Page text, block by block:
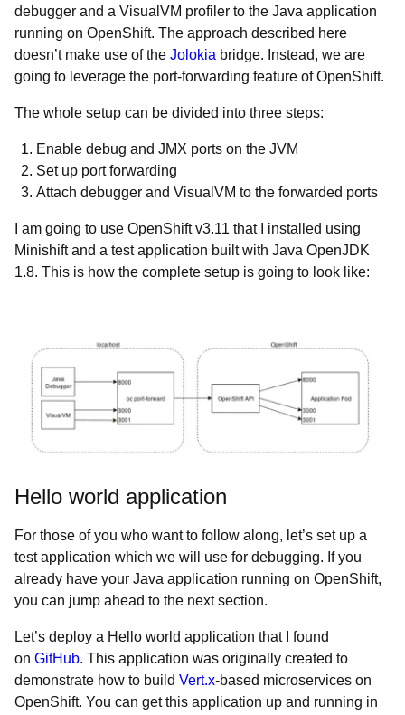
debugger and a VisualVM profiler to the Java application
running on OpenShift. The approach described here
doesn’t make use of the Jolokia bridge. Instead, we are
going to leverage the port-forwarding feature of OpenShift.
The whole setup can be divided into three steps:
Enable debug and JMX ports on the JVM
Set up port forwarding
Attach debugger and VisualVM to the forwarded ports
I am going to use OpenShift v3.11 that I installed using
Minishift and a test application built with Java OpenJDK
1.8. This is how the complete setup is going to look like:
Hello world application
For those of you who want to follow along, let’s set up a
test application which we will use for debugging. If you
already have your Java application running on OpenShift,
you can jump ahead to the next section.
Let’s deploy a Hello world application that I found
on GitHub. This application was originally created to
demonstrate how to build Vert.x-based microservices on
OpenShift. You can get this application up and running in